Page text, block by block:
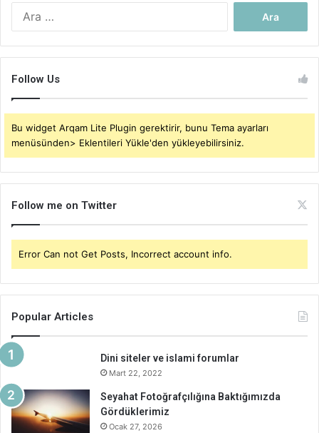
Follow Us
Bu widget Arqam Lite Plugin gerektirir, bunu Tema ayarları
menüsünden> Eklentileri Yükle'den yükleyebilirsiniz.
Follow me on Twitter
Error Can not Get Posts, Incorrect account info.
Popular Articles
Dini siteler ve islami forumlar
Mart 22, 2022
Seyahat Fotoğrafçılığına Baktığımızda
Gördüklerimiz
Ocak 27, 2026